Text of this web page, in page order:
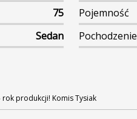
75 Pojemność
Sedan Pochodzenie
rok produkcji! Komis Tysiak